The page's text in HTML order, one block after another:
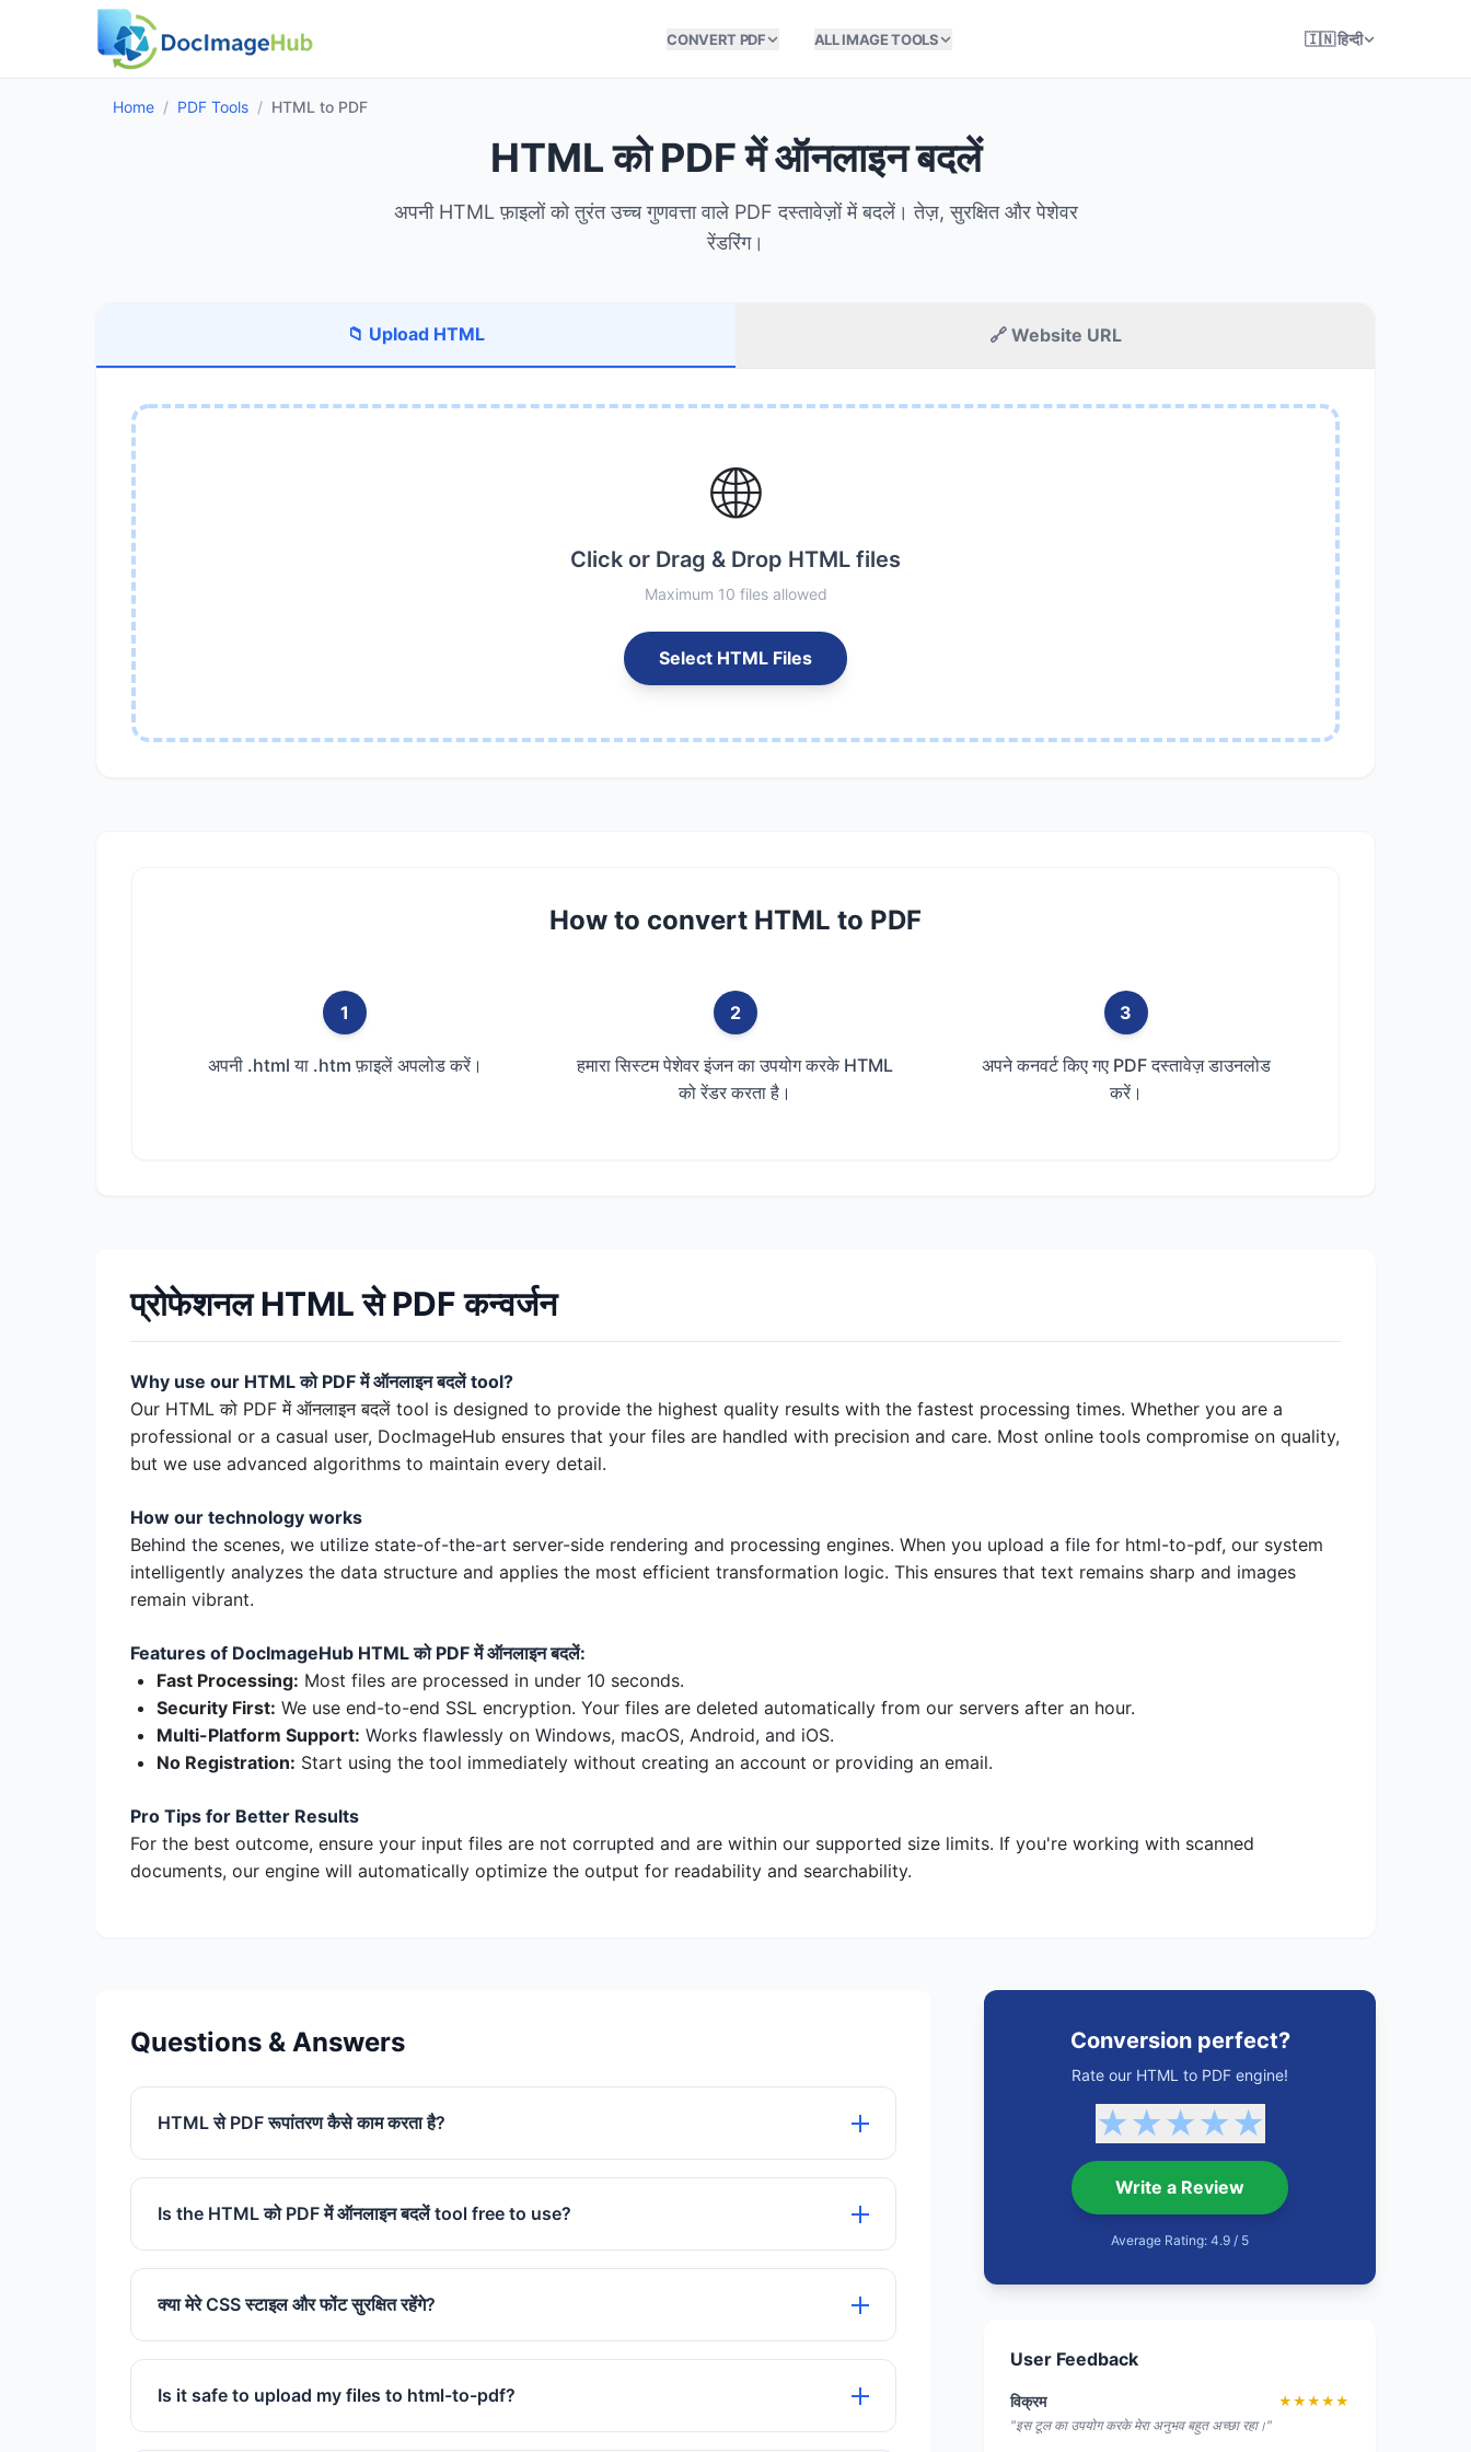
CONVERT PDF ALL IMAGE TOOLS 🇮🇳 हिन्दी
Home / PDF Tools / HTML to PDF
HTML को PDF में ऑनलाइन बदलें
अपनी HTML फ़ाइलों को तुरंत उच्च गुणवत्ता वाले PDF दस्तावेज़ों में बदलें। तेज़, सुरक्षित और पेशेवर
रेंडरिंग।
📁 Upload HTML 🔗 Website URL
🌐
Click or Drag & Drop HTML files
Maximum 10 files allowed
Select HTML Files
How to convert HTML to PDF
1
अपनी .html या .htm फ़ाइलें अपलोड करें।
2
हमारा सिस्टम पेशेवर इंजन का उपयोग करके HTML
को रेंडर करता है।
3
अपने कनवर्ट किए गए PDF दस्तावेज़ डाउनलोड
करें।
प्रोफेशनल HTML से PDF कन्वर्जन
Why use our HTML को PDF में ऑनलाइन बदलें tool?
Our HTML को PDF में ऑनलाइन बदलें tool is designed to provide the highest quality results with the fastest processing times. Whether you are a
professional or a casual user, DocImageHub ensures that your files are handled with precision and care. Most online tools compromise on quality,
but we use advanced algorithms to maintain every detail.
How our technology works
Behind the scenes, we utilize state-of-the-art server-side rendering and processing engines. When you upload a file for html-to-pdf, our system
intelligently analyzes the data structure and applies the most efficient transformation logic. This ensures that text remains sharp and images
remain vibrant.
Features of DocImageHub HTML को PDF में ऑनलाइन बदलें:
Fast Processing: Most files are processed in under 10 seconds.
Security First: We use end-to-end SSL encryption. Your files are deleted automatically from our servers after an hour.
Multi-Platform Support: Works flawlessly on Windows, macOS, Android, and iOS.
No Registration: Start using the tool immediately without creating an account or providing an email.
Pro Tips for Better Results
For the best outcome, ensure your input files are not corrupted and are within our supported size limits. If you're working with scanned
documents, our engine will automatically optimize the output for readability and searchability.
Questions & Answers
HTML से PDF रूपांतरण कैसे काम करता है?
हमारा टूल आपके HTML को ठीक वैसे ही रेंडर करने के लिए एक हाई-परफॉर्मेंस ब्राउज़र इंजन का उपयोग करता है
जैसा कि वह स्क्रीन पर दिखाई देता है, और फिर उसे एक पेशेवर PDF फ़ाइल में बदल देता है।
Is the HTML को PDF में ऑनलाइन बदलें tool free to use?
Yes, our HTML को PDF में ऑनलाइन बदलें tool is 100% free to use with no hidden charges.
क्या मेरे CSS स्टाइल और फोंट सुरक्षित रहेंगे?
हाँ। हमारा इंजन आधुनिक CSS3 और वेब फोंट का समर्थन करता है ताकि यह सुनिश्चित हो सके कि PDF लेआउट
आपके मूल डिज़ाइन से मेल खाता है।
Is it safe to upload my files to html-to-pdf?
Absolutely. We use SSL encryption and delete files automatically after 60 minutes.
Conversion perfect?
Rate our HTML to PDF engine!
★★★★★
Write a Review
Average Rating: 4.9 / 5
User Feedback
विक्रम
★★★★★
"इस टूल का उपयोग करके मेरा अनुभव बहुत अच्छा रहा।"